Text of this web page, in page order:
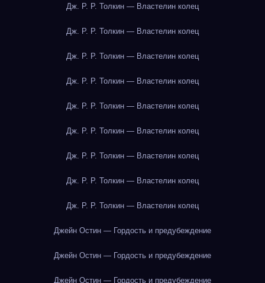
Дж. Р. Р. Толкин — Властелин колец
Дж. Р. Р. Толкин — Властелин колец
Дж. Р. Р. Толкин — Властелин колец
Дж. Р. Р. Толкин — Властелин колец
Дж. Р. Р. Толкин — Властелин колец
Дж. Р. Р. Толкин — Властелин колец
Дж. Р. Р. Толкин — Властелин колец
Дж. Р. Р. Толкин — Властелин колец
Дж. Р. Р. Толкин — Властелин колец
Джейн Остин — Гордость и предубеждение
Джейн Остин — Гордость и предубеждение
Джейн Остин — Гордость и предубеждение